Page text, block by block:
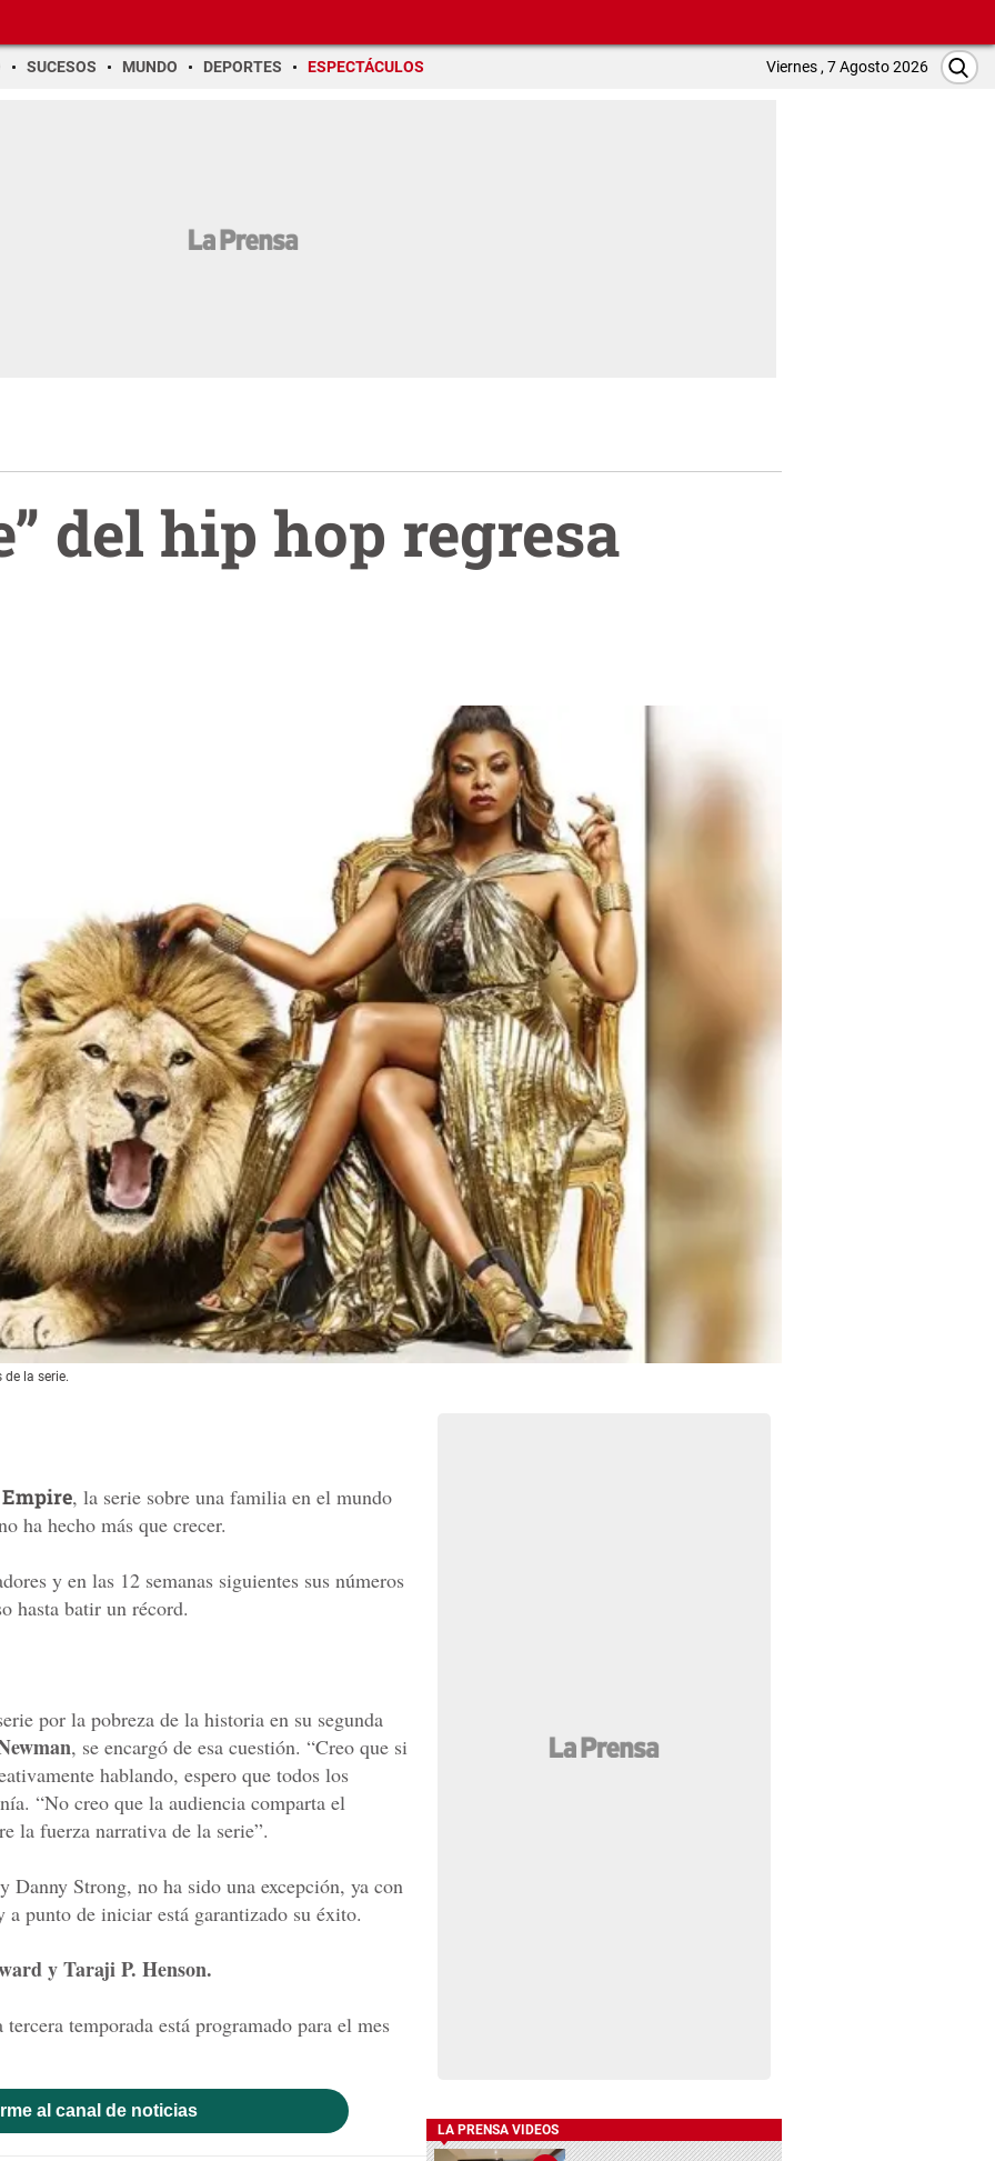
SUCESOS MUNDO DEPORTES ESPECTÁCULOS Viernes , 7 Agosto 2026
del hip hop regresa
de la serie.
Empire, la serie sobre una familia en el mundo
ha hecho más que crecer.
y en las 12 semanas siguientes sus números
hasta batir un récord.
por la pobreza de la historia en su segunda
, se encargó de esa cuestión. “Creo que si
hablando, espero que todos los
“No creo que la audiencia comparta el
la fuerza narrativa de la serie”.
Danny Strong, no ha sido una excepción, ya con
a punto de iniciar está garantizado su éxito.
y Taraji P. Henson.
temporada está programado para el mes
al canal de noticias
LA PRENSA VIDEOS